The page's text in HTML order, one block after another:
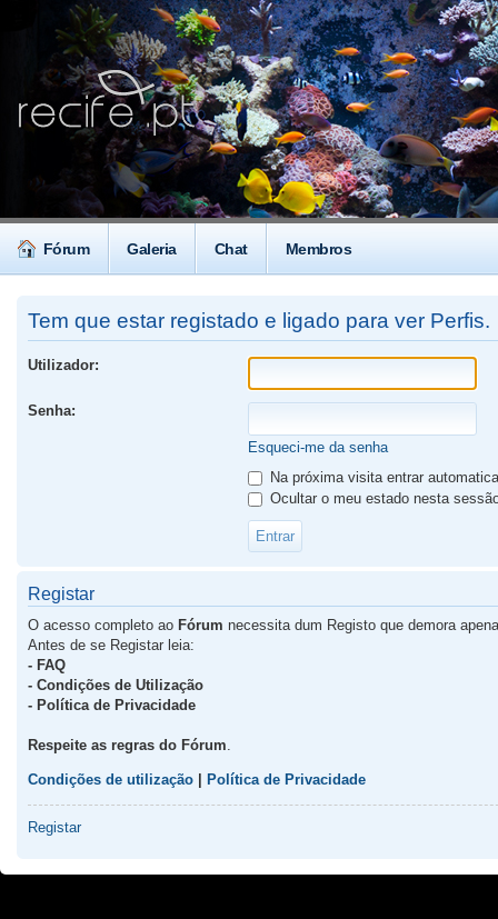
Fórum Galeria Chat Membros
Tem que estar registado e ligado para ver Perfis.
Utilizador:
Senha:
Esqueci-me da senha
Na próxima visita entrar
Ocultar o meu estado nesta
Registar
O acesso completo ao Fórum necessita dum Registo que demora
Antes de se Registar leia:
- FAQ
- Condições de Utilização
- Política de Privacidade
Respeite as regras do Fórum
Condições de utilização Política de Privacidade
Registar